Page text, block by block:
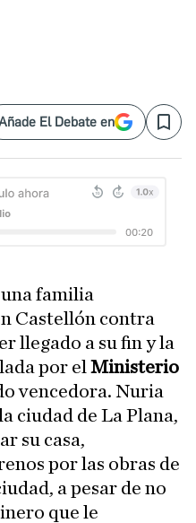
El Debate en Save
familia
Castellón contra
llegado a su fin y la
por el Ministerio
vencedora. Nuria
ciudad de La Plana,
su casa,
por las obras de
a pesar de no
que le